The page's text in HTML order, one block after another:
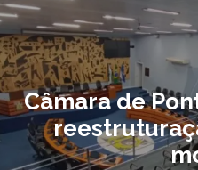
Câmara de